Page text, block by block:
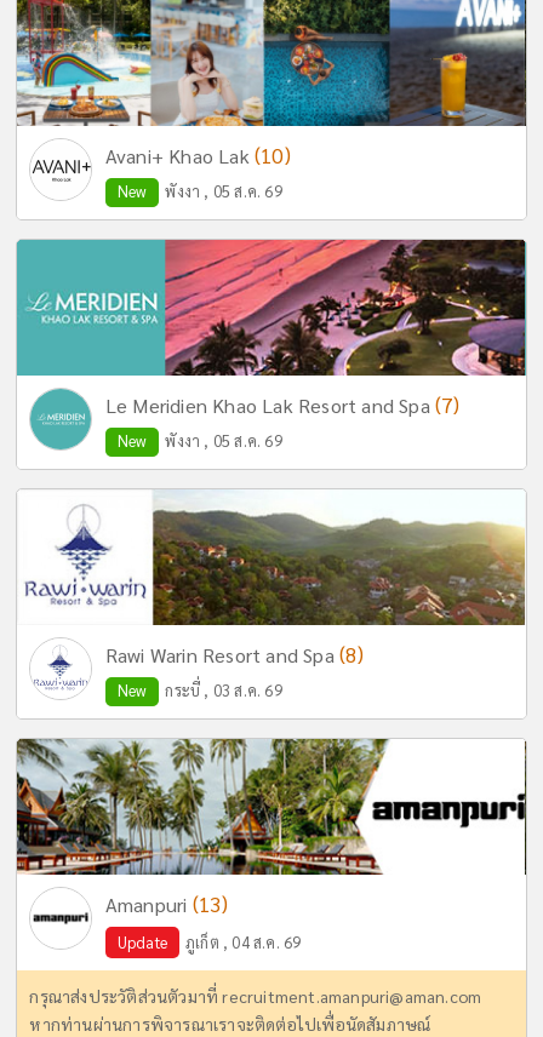
Avani+ Khao Lak (10)
New พังงา , 05 ส.ค. 69
Le Meridien Khao Lak Resort and Spa (7)
New พังงา , 05 ส.ค. 69
Rawi Warin Resort and Spa (8)
New กระบี่ , 03 ส.ค. 69
Amanpuri (13)
Update ภูเก็ต , 04 ส.ค. 69
กรุณาส่งประวัติส่วนตัวมาที่recruitment.amanpuri@aman.com
หากท่านผ่านการพิจารณาเราจะติดต่อไปเพื่อนัดสัมภาษณ์